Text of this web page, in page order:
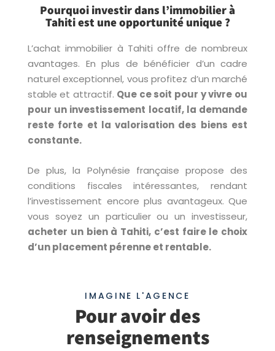
Pourquoi investir dans l’immobilier à
Tahiti est une opportunité unique ?
L’achat immobilier à Tahiti offre de nombreux
avantages. En plus de bénéficier d’un cadre
naturel exceptionnel, vous profitez d’un marché
stable et attractif. Que ce soit pour y vivre ou
pour un investissement locatif, la demande
reste forte et la valorisation des biens est
constante.
De plus, la Polynésie française propose des
conditions fiscales intéressantes, rendant
l’investissement encore plus avantageux. Que
vous soyez un particulier ou un investisseur,
acheter un bien à Tahiti, c’est faire le choix
d’un placement pérenne et rentable.
IMAGINE L'AGENCE
Pour avoir des
renseignements